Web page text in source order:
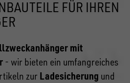
FÜR IHREN
mit
- wir bieten ein umfangreiches
zurLadesicherung und